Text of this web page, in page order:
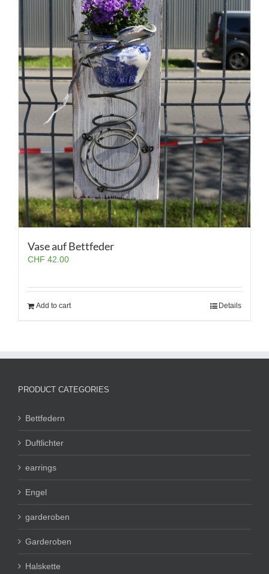
Vase auf Bettfeder
CHF 42.00
Add to cart Details
PRODUCT CATEGORIES
Bettfedern
Duftlichter
earrings
Engel
garderoben
Garderoben
Halskette